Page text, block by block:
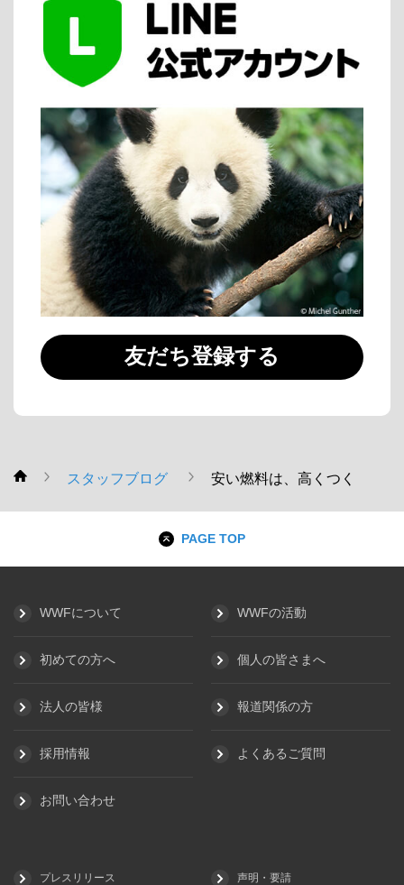
友だち登録する
WWF スタッフブログ 安い燃料は、高くつく
PAGE TOP
WWFについて WWFの活動
初めての方へ 個人の皆さまへ
法人の皆様 報道関係の方
採用情報 よくあるご質問
お問い合わせ
プレスリリース 声明・要請